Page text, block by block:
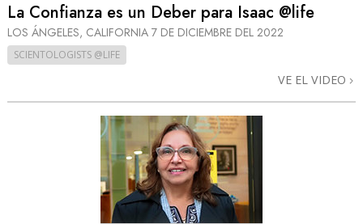
La Confianza es un Deber para Isaac @life
LOS ÁNGELES, CALIFORNIA 7 DE DICIEMBRE DEL 2022
SCIENTOLOGISTS @LIFE
VE EL VIDEO